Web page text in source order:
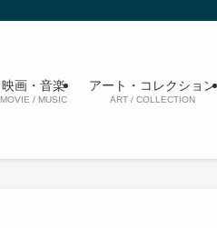
映画・音楽
MOVIE / MUSIC
アート・コレクション
ART / COLLECTION